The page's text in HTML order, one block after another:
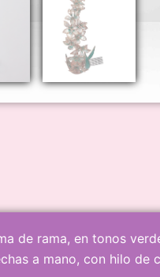
de rama, en tonos
a mano, con hilo de